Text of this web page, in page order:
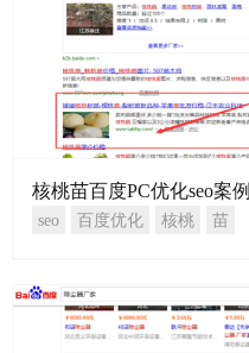
核桃苗百度PC优化seo案例
seo 百度优化 核桃 苗